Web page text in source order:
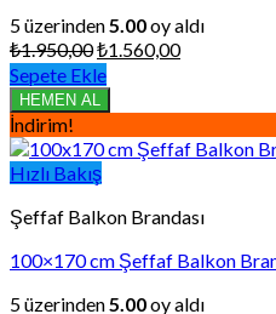
5 üzerinden5.00oy aldı
₺1.950,00Orijinal
fiyat:
₺1.950,00.
₺1.560,00Şu
₺1.560,00.
Sepete Ekle
HEMEN AL
İndirim!
Hızlı Bakış
Şeffaf Balkon Brandası
100×170 cm Şeffaf Balkon
5 üzerinden5.00oy aldı